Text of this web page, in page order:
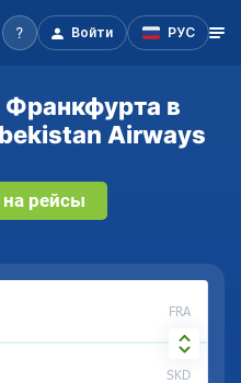
Войти РУС
в
Airways
рейсы
FRA
SKD